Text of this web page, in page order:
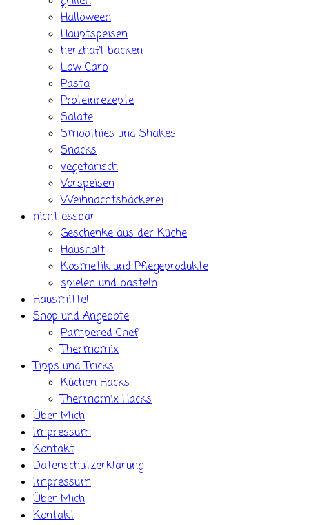
Halloween
Hauptspeisen
herzhaft backen
Low Carb
Pasta
Proteinrezepte
Salate
Smoothies und Shakes
Snacks
vegetarisch
Vorspeisen
Weihnachtsbäckerei
nicht essbar
Geschenke aus der Küche
Haushalt
Kosmetik und Pflegeprodukte
spielen und basteln
Hausmittel
Shop und Angebote
Pampered Chef
Thermomix
Tipps und Tricks
Küchen Hacks
Thermomix Hacks
Über Mich
Impressum
Kontakt
Datenschutzerklärung
Impressum
Über Mich
Kontakt